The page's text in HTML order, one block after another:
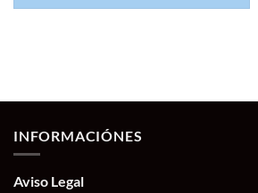
INFORMACIÓNES
Aviso Legal